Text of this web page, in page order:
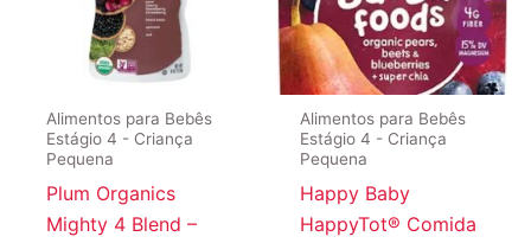
Alimentos para Bebês
Estágio 4 - Criança
Pequena
Plum Organics
Mighty 4 Blend –
Alimentos para Bebês
Estágio 4 - Criança
Pequena
Happy Baby
HappyTot® Comida